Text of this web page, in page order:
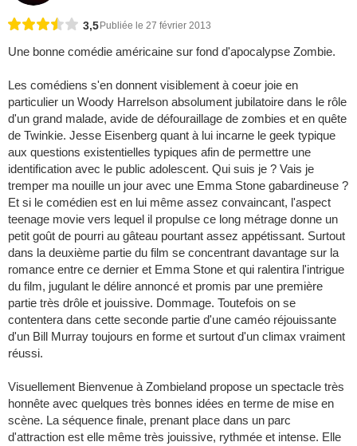
3,5 Publiée le 27 février 2013
Une bonne comédie américaine sur fond d'apocalypse Zombie.
Les comédiens s'en donnent visiblement à coeur joie en
particulier un Woody Harrelson absolument jubilatoire dans le rôle
d'un grand malade, avide de défouraillage de zombies et en quête
de Twinkie. Jesse Eisenberg quant à lui incarne le geek typique
aux questions existentielles typiques afin de permettre une
identification avec le public adolescent. Qui suis je ? Vais je
tremper ma nouille un jour avec une Emma Stone gabardineuse ?
Et si le comédien est en lui même assez convaincant, l'aspect
teenage movie vers lequel il propulse ce long métrage donne un
petit goût de pourri au gâteau pourtant assez appétissant. Surtout
dans la deuxième partie du film se concentrant davantage sur la
romance entre ce dernier et Emma Stone et qui ralentira l'intrigue
du film, jugulant le délire annoncé et promis par une première
partie très drôle et jouissive. Dommage. Toutefois on se
contentera dans cette seconde partie d'une caméo réjouissante
d'un Bill Murray toujours en forme et surtout d'un climax vraiment
réussi.
Visuellement Bienvenue à Zombieland propose un spectacle très
honnête avec quelques très bonnes idées en terme de mise en
scène. La séquence finale, prenant place dans un parc
d'attraction est elle même très jouissive, rythmée et intense. Elle